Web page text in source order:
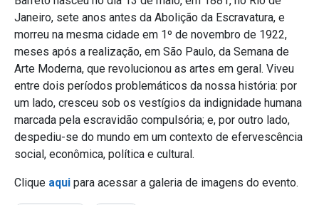
Janeiro, sete anos antes da Abolição da Escravatura, e
morreu na mesma cidade em 1º de novembro de 1922,
meses após a realização, em São Paulo, da Semana de
Arte Moderna, que revolucionou as artes em geral. Viveu
entre dois períodos problemáticos da nossa história: por
um lado, cresceu sob os vestígios da indignidade humana
marcada pela escravidão compulsória; e, por outro lado,
despediu-se do mundo em um contexto de efervescência
social, econômica, política e cultural.
Clique aqui para acessar a galeria de imagens do evento.